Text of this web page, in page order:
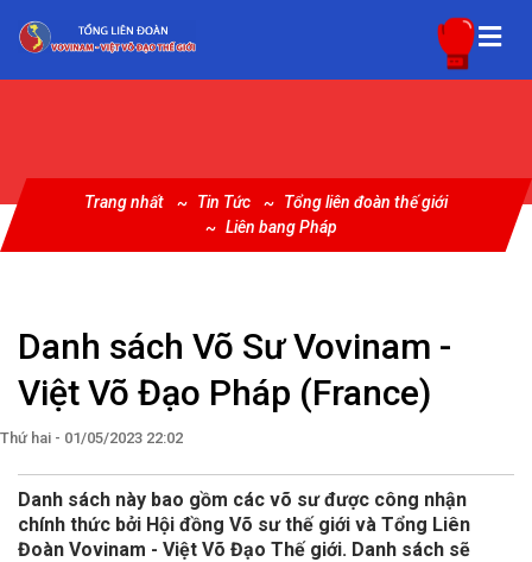
Trang nhất Tin Tức
Tổng liên đoàn thế giới
Liên bang Pháp
Danh sách Võ Sư Vovinam -
Việt Võ Đạo Pháp (France)
Thứ hai - 01/05/2023 22:02
Danh sách này bao gồm các võ sư được công nhận
chính thức bởi Hội đồng Võ sư thế giới và Tổng Liên
Đoàn Vovinam - Việt Võ Đạo Thế giới. Danh sách sẽ